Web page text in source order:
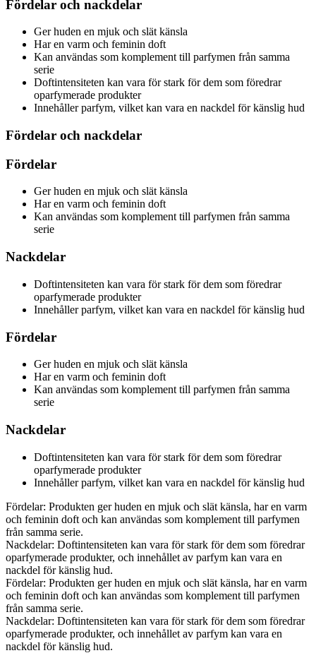
Fördelar och nackdelar
Ger huden en mjuk och slät känsla
Har en varm och feminin doft
Kan användas som komplement till parfymen från samma
serie
Doftintensiteten kan vara för stark för dem som föredrar
oparfymerade produkter
Innehåller parfym, vilket kan vara en nackdel för känslig hud
Fördelar och nackdelar
Fördelar
Ger huden en mjuk och slät känsla
Har en varm och feminin doft
Kan användas som komplement till parfymen från samma
serie
Nackdelar
Doftintensiteten kan vara för stark för dem som föredrar
oparfymerade produkter
Innehåller parfym, vilket kan vara en nackdel för känslig hud
Fördelar
Ger huden en mjuk och slät känsla
Har en varm och feminin doft
Kan användas som komplement till parfymen från samma
serie
Nackdelar
Doftintensiteten kan vara för stark för dem som föredrar
oparfymerade produkter
Innehåller parfym, vilket kan vara en nackdel för känslig hud
Fördelar: Produkten ger huden en mjuk och slät känsla, har en varm
och feminin doft och kan användas som komplement till parfymen
från samma serie.
Nackdelar: Doftintensiteten kan vara för stark för dem som föredrar
oparfymerade produkter, och innehållet av parfym kan vara en
nackdel för känslig hud.
Fördelar: Produkten ger huden en mjuk och slät känsla, har en varm
och feminin doft och kan användas som komplement till parfymen
från samma serie.
Nackdelar: Doftintensiteten kan vara för stark för dem som föredrar
oparfymerade produkter, och innehållet av parfym kan vara en
nackdel för känslig hud.